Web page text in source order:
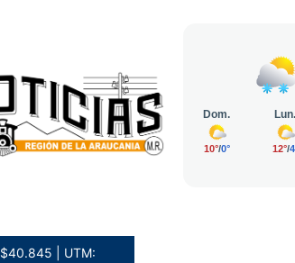
| UTM: